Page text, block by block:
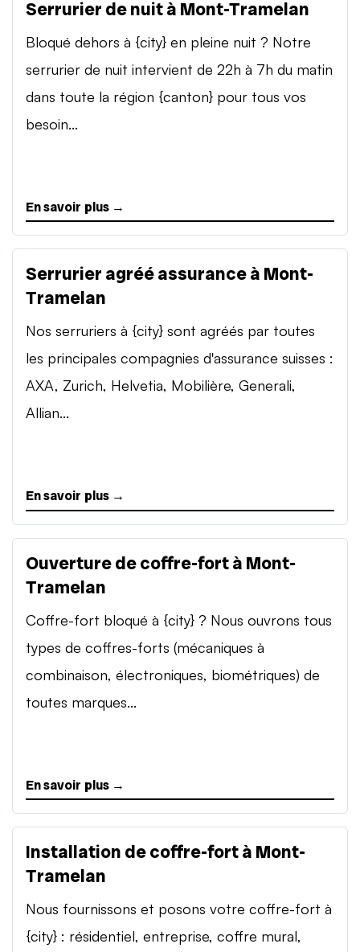
Serrurier de nuit à Mont-Tramelan
Bloqué dehors à {city} en pleine nuit ? Notre
serrurier de nuit intervient de 22h à 7h du matin
dans toute la région {canton} pour tous vos
besoin...
En savoir plus →
Serrurier agréé assurance à Mont-
Tramelan
Nos serruriers à {city} sont agréés par toutes
les principales compagnies d'assurance suisses :
AXA, Zurich, Helvetia, Mobilière, Generali,
Allian...
En savoir plus →
Ouverture de coffre-fort à Mont-
Tramelan
Coffre-fort bloqué à {city} ? Nous ouvrons tous
types de coffres-forts (mécaniques à
combinaison, électroniques, biométriques) de
toutes marques...
En savoir plus →
Installation de coffre-fort à Mont-
Tramelan
Nous fournissons et posons votre coffre-fort à
{city} : résidentiel, entreprise, coffre mural,